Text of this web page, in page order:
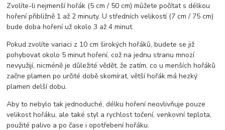
Zvolíte-li nejmenší hořák (5 cm / 50 cm) můžete počítat s délkou
hoření přibližně 1 až 2 minuty. U středních velikostí (7 cm / 75 cm)
bude doba hoření už okolo 3 až 4 minut.
Pokud zvolíte variaci z 10 cm širokých hořáků, budete se již
pohybovat okolo 5 minut hoření, což na jednu stranu mnozí
nevyužijí, nicméně je důležité vědět, že zatím, co u menších hořáků
začne plamen po určité době skomírat, větší hořák má hezký
plamen delší dobu.
Aby to nebylo tak jednoduché, délku hoření neovlivňuje pouze
velikost hořáku, ale také styl a rychlost točení, venkovní teplota,
použité palivo a po čase i opotřebení hořáku.